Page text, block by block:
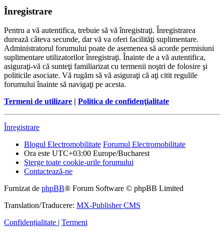
Înregistrare
Pentru a vă autentifica, trebuie să vă înregistraţi. Înregistrarea
durează câteva secunde, dar vă va oferi facilităţi suplimentare.
Administratorul forumului poate de asemenea să acorde permisiuni
suplimentare utilizatorilor înregistraţi. Înainte de a vă autentifica,
asiguraţi-vă că sunteţi familiarizat cu termenii noştri de folosire şi
politicile asociate. Vă rugăm să vă asiguraţi că aţi citit regulile
forumului înainte să navigaţi pe acesta.
Termeni de utilizare | Politica de confidenţialitate
Înregistrare
Blogul Electromobilitate Forumul Electromobilitate
Ora este UTC+03:00 Europe/Bucharest
Şterge toate cookie-urile forumului
Contactează-ne
Furnizat de phpBB® Forum Software © phpBB Limited
Translation/Traducere: MX-Publisher CMS
Confidențialitate | Termeni